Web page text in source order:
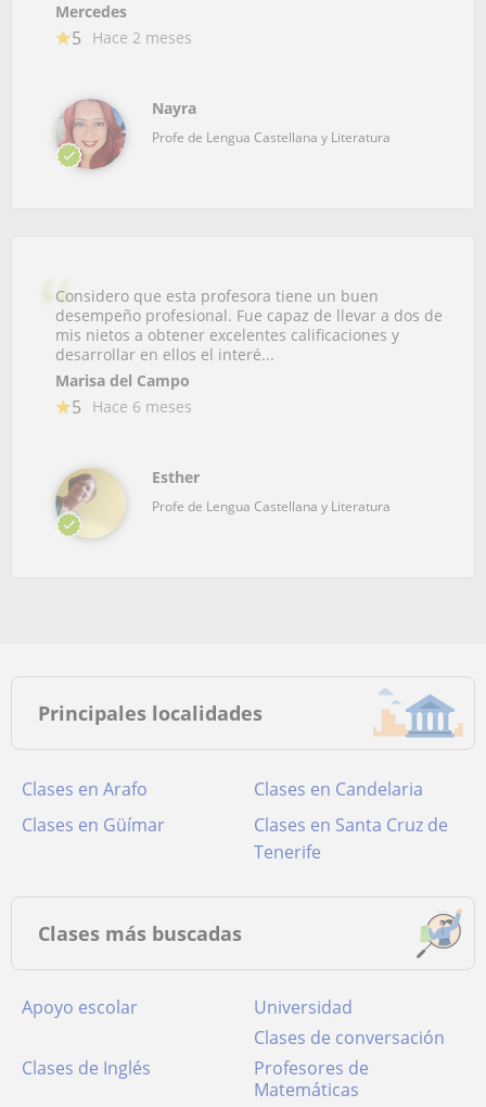
Mercedes
5 Hace 2 meses
Nayra
Profe de Lengua Castellana y Literatura
Considero que esta profesora tiene un buen
desempeño profesional. Fue capaz de llevar a dos de
mis nietos a obtener excelentes calificaciones y
desarrollar en ellos el interé...
Marisa del Campo
5 Hace 6 meses
Esther
Profe de Lengua Castellana y Literatura
Principales localidades
Clases en Arafo
Clases en Candelaria
Clases en Güímar
Clases en Santa Cruz de
Tenerife
Clases más buscadas
Apoyo escolar
Universidad
Clases de conversación
Clases de Inglés
Profesores de
Matemáticas